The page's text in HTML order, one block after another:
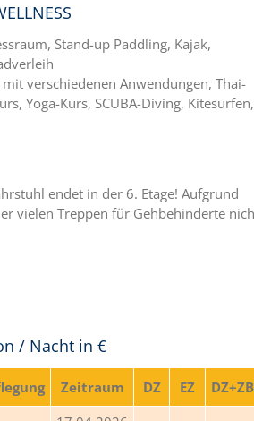
Stand-up Paddling, Kajak,
mit verschiedenen Anwendungen, Thai-
Yoga-Kurs, SCUBA-Diving, Kitesurfen,
endet in der 6. Etage! Aufgrund
vielen Treppen für Gehbehinderte
/ Nacht in €
Zeitraum DZ EZ
DZ+ZB